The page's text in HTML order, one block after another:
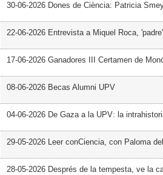
30-06-2026 Dones de Ciència: Patricia
22-06-2026 Entrevista a Miquel Roca,
17-06-2026 Ganadores III Certamen de
08-06-2026 Becas Alumni UPV
04-06-2026 De Gaza a la UPV: la
29-05-2026 Leer conCiencia, con Paloma
28-05-2026 Després de la tempesta, ve la